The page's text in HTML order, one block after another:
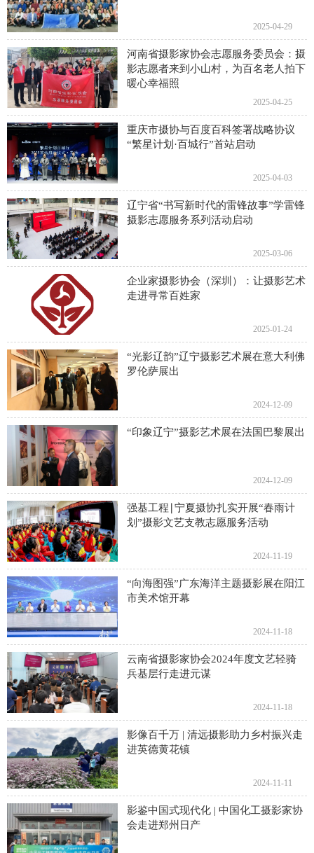
2025-04-29
河南省摄影家协会志愿服务委员会：摄
影志愿者来到小山村，为百名老人拍下
暖心幸福照
2025-04-25
重庆市摄协与百度百科签署战略协议
“繁星计划·百城行”首站启动
2025-04-03
辽宁省“书写新时代的雷锋故事”学雷锋
摄影志愿服务系列活动启动
2025-03-06
企业家摄影协会（深圳）：让摄影艺术
走进寻常百姓家
2025-01-24
“光影辽韵”辽宁摄影艺术展在意大利佛
罗伦萨展出
2024-12-09
“印象辽宁”摄影艺术展在法国巴黎展出
2024-12-09
强基工程∣宁夏摄协扎实开展“春雨计
划”摄影文艺支教志愿服务活动
2024-11-19
“向海图强”广东海洋主题摄影展在阳江
市美术馆开幕
2024-11-18
云南省摄影家协会2024年度文艺轻骑
兵基层行走进元谋
2024-11-18
影像百千万 | 清远摄影助力乡村振兴走
进英德黄花镇
2024-11-11
影鉴中国式现代化 | 中国化工摄影家协
会走进郑州日产